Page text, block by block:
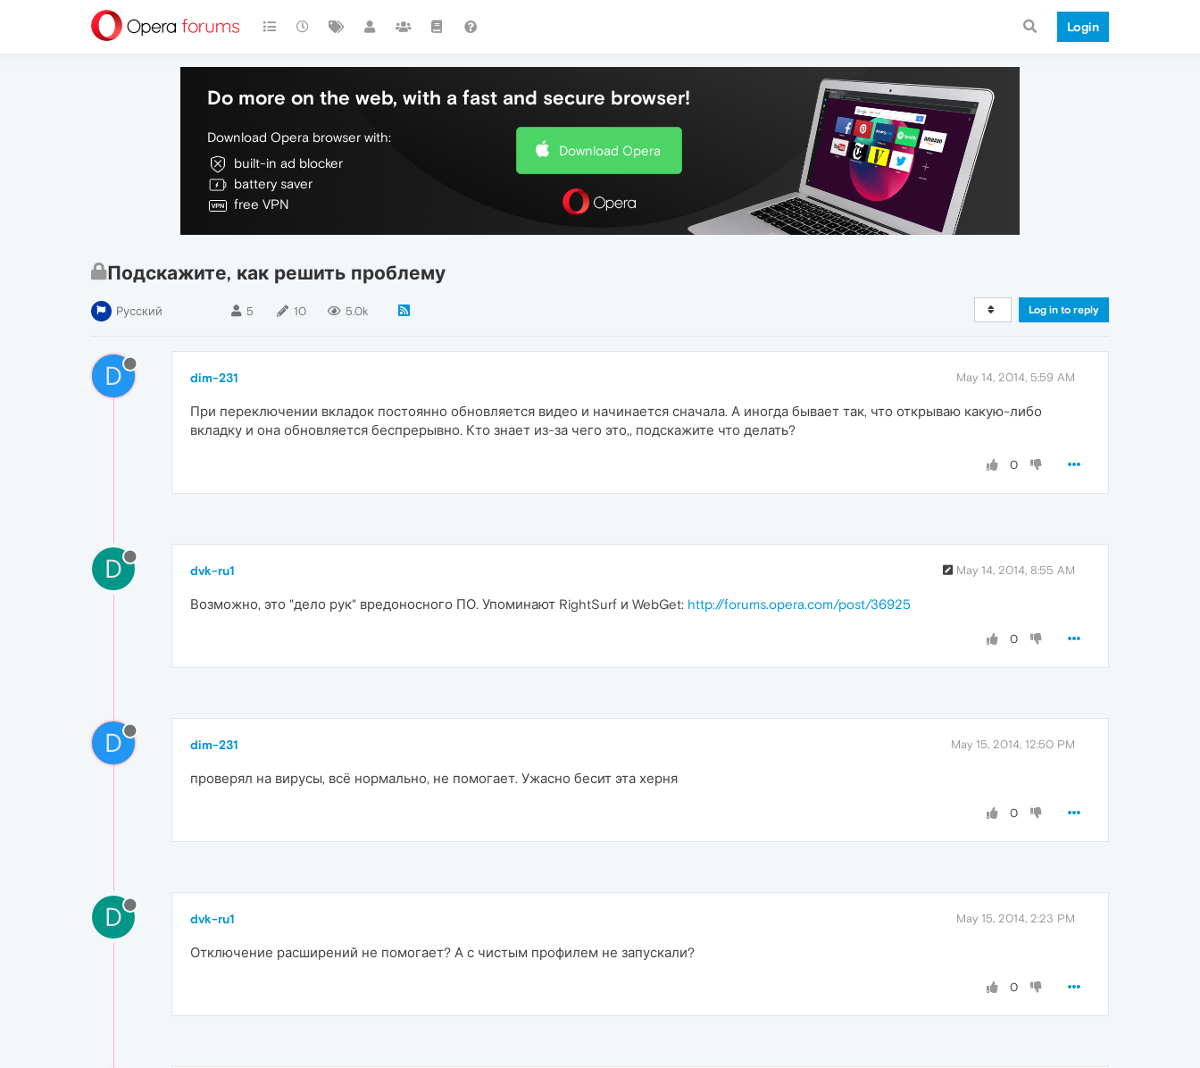
Login
Do more on the web, with a fast and secure browser!
Download Opera browser with:
built-in ad blocker
battery saver
free VPN
Download Opera
Подскажите, как решить проблему
Русский 5 10 5.0k Log in to reply
D dim-231 May 14, 2014, 5:59 AM
При переключении вкладок постоянно обновляется видео и начинается сначала. А иногда бывает так, что открываю какую-либо
вкладку и она обновляется беспрерывно. Кто знает из-за чего это,, подскажите что делать?
0
D dvk-ru1 May 14, 2014, 8:55 AM
Возможно, это "дело рук" вредоносного ПО. Упоминают RightSurf и WebGet: http://forums.opera.com/post/36925
0
D dim-231 May 15, 2014, 12:50 PM
проверял на вирусы, всё нормально, не помогает. Ужасно бесит эта херня
0
D dvk-ru1 May 15, 2014, 2:23 PM
Отключение расширений не помогает? А с чистым профилем не запускали?
0